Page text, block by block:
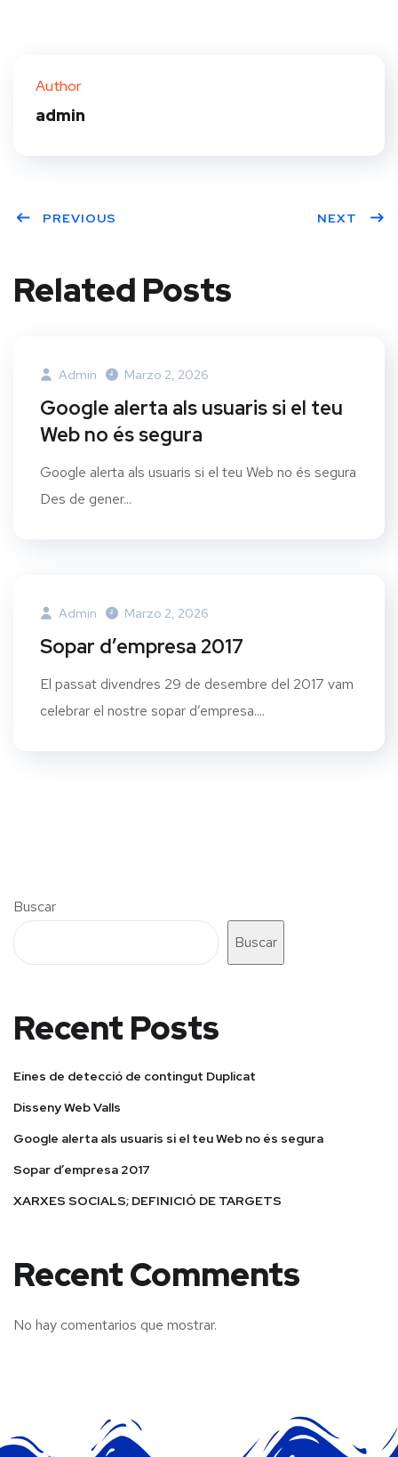
Author
admin
PREVIOUS NEXT
Related Posts
Admin Marzo 2, 2026
Google alerta als usuaris si el teu
Web no és segura
Google alerta als usuaris si el teu Web no és segura
Des de gener...
Admin Marzo 2, 2026
Sopar d’empresa 2017
El passat divendres 29 de desembre del 2017 vam
celebrar el nostre sopar d’empresa....
Buscar
Buscar
Recent Posts
Eines de detecció de contingut Duplicat
Disseny Web Valls
Google alerta als usuaris si el teu Web no és segura
Sopar d’empresa 2017
XARXES SOCIALS; DEFINICIÓ DE TARGETS
Recent Comments
No hay comentarios que mostrar.